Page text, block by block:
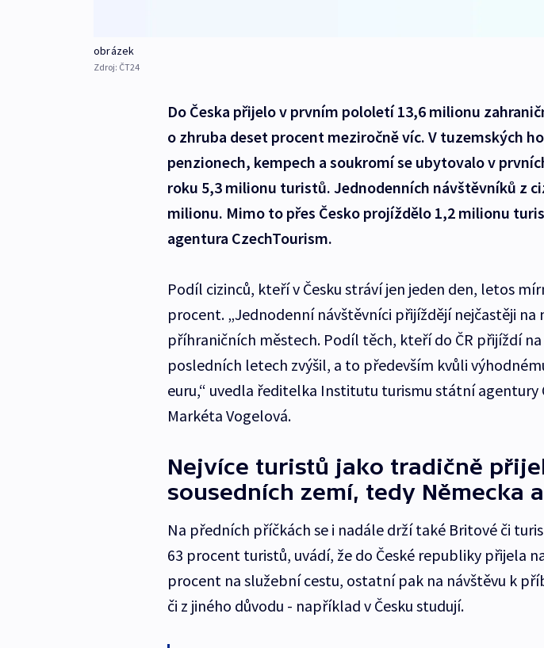
obrázek
Zdroj: ČT24
Do Česka přijelo v prvním pololetí 13,6 milionu
o zhruba deset procent meziročně víc. V tuzemských
penzionech, kempech a soukromí se ubytovalo v
roku 5,3 milionu turistů. Jednodenních návštěvníků z
milionu. Mimo to přes Česko projíždělo 1,2 milionu
agentura CzechTourism.
Podíl cizinců, kteří v Česku stráví jen jeden den, letos
procent. „Jednodenní návštěvníci přijíždějí nejčastěji na
příhraničních městech. Podíl těch, kteří do ČR přijíždí na
posledních letech zvýšil, a to především kvůli
euru,“ uvedla ředitelka Institutu turismu státní agentury
Markéta Vogelová.
Nejvíce turistů jako tradičně
sousedních zemí, tedy Německa
Na předních příčkách se i nadále drží také Britové či
63 procent turistů, uvádí, že do České republiky přijela
procent na služební cestu, ostatní pak na návštěvu k
či z jiného důvodu - například v Česku studují.